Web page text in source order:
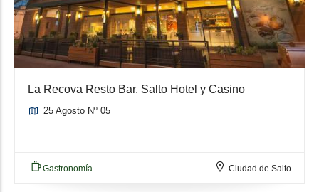
La Recova Resto Bar. Salto Hotel y Casino
25 Agosto Nº 05
Gastronomía Ciudad de Salto